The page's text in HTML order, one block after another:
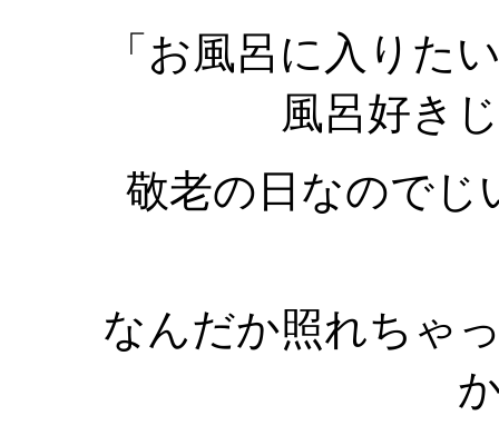
「お風呂に入りた
風呂好き
敬老の日なのでじ
なんだか照れちゃ